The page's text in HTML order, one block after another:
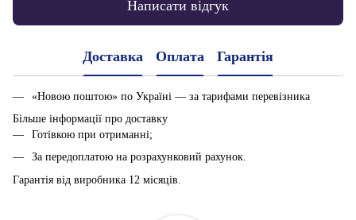
Написати відгук
Доставка Оплата Гарантія
«Новою поштою» по Україні — за тарифами перевізника
Більше інформації про доставку
Готівкою при отриманні;
За передоплатою на розрахунковий рахунок.
Гарантія від виробника 12 місяців.